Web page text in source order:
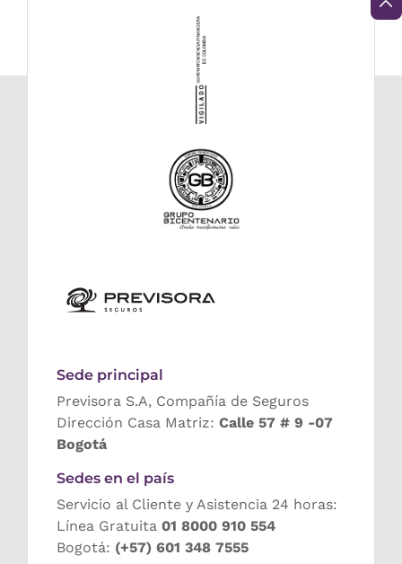
Sede principal
Previsora S.A, Compañía de Seguros
Dirección Casa Matriz: Calle 57 # 9 -07
Bogotá
Sedes en el país
Servicio al Cliente y Asistencia 24 horas:
Línea Gratuita 01 8000 910 554
Bogotá: (+57) 601 348 7555